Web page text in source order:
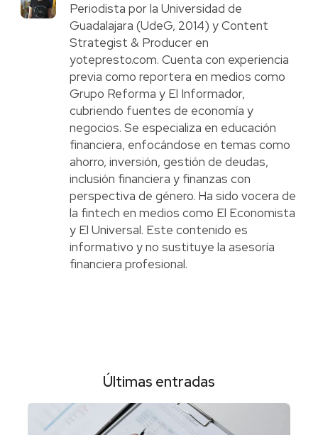
Periodista por la Universidad de
Guadalajara (UdeG, 2014) y Content
Strategist & Producer en
yotepresto.com. Cuenta con experiencia
previa como reportera en medios como
Grupo Reforma y El Informador,
cubriendo fuentes de economía y
negocios. Se especializa en educación
financiera, enfocándose en temas como
ahorro, inversión, gestión de deudas,
inclusión financiera y finanzas con
perspectiva de género. Ha sido vocera de
la fintech en medios como El Economista
y El Universal. Este contenido es
informativo y no sustituye la asesoría
financiera profesional.
Últimas entradas